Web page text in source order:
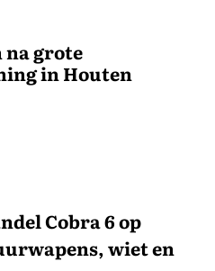
na grote
in Houten
Cobra 6 op
wiet en